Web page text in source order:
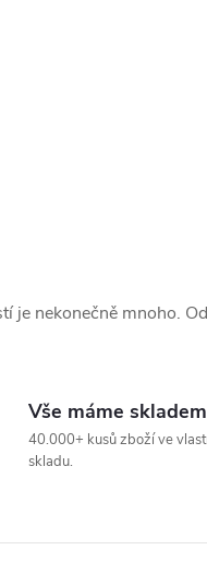
je nekonečně mnoho.
Vše máme skladem
40.000+ kusů zboží ve
skladu.